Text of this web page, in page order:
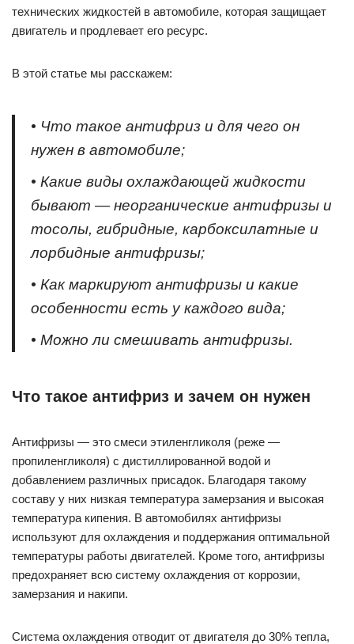
технических жидкостей в автомобиле, которая защищает
двигатель и продлевает его ресурс.
В этой статье мы расскажем:
• Что такое антифриз и для чего он
нужен в автомобиле;
• Какие виды охлаждающей жидкости
бывают — неорганические антифризы и
тосолы, гибридные, карбоксилатные и
лорбидные антифризы;
• Как маркируют антифризы и какие
особенности есть у каждого вида;
• Можно ли смешивать антифризы.
Что такое антифриз и зачем он нужен
Антифризы — это смеси этиленгликоля (реже —
пропиленгликоля) с дистиллированной водой и
добавлением различных присадок. Благодаря такому
составу у них низкая температура замерзания и высокая
температура кипения. В автомобилях антифризы
используют для охлаждения и поддержания оптимальной
температуры работы двигателей. Кроме того, антифризы
предохраняет всю систему охлаждения от коррозии,
замерзания и накипи.
Система охлаждения отводит от двигателя до 30% тепла,